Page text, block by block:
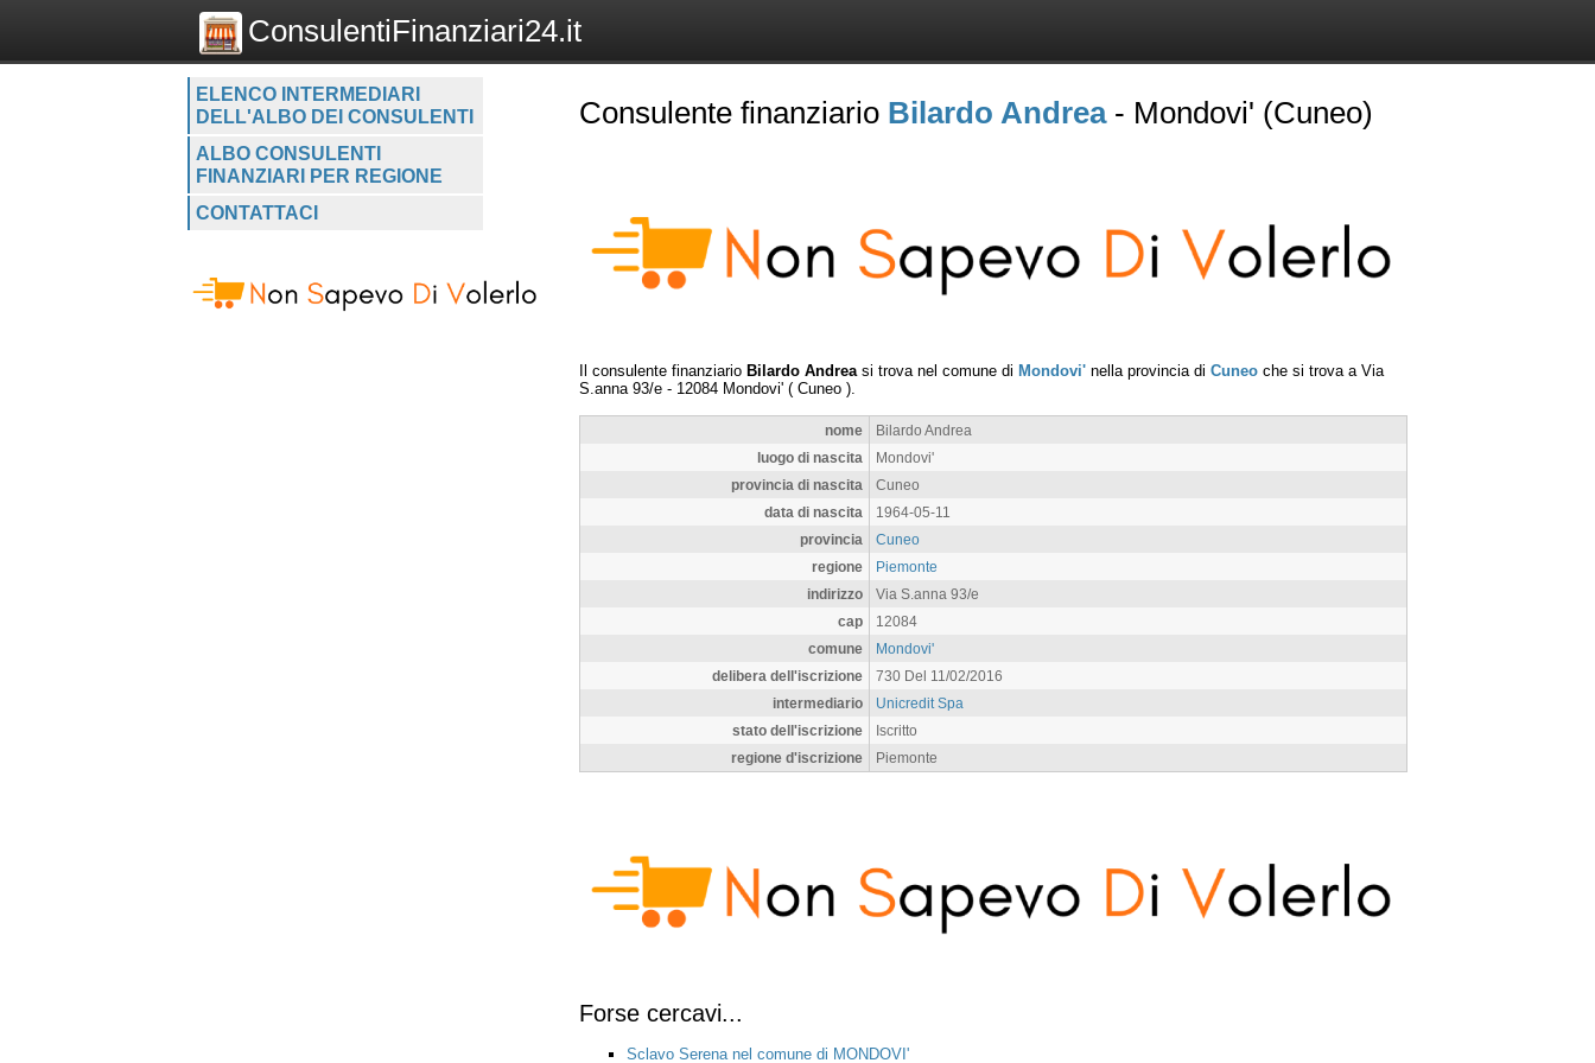
ConsulentiFinanziari24.it
ELENCO INTERMEDIARI
DELL'ALBO DEI CONSULENTI
ALBO CONSULENTI
FINANZIARI PER REGIONE
CONTATTACI
Consulente finanziario Bilardo Andrea- Mondovi' (Cuneo)
Il consulente finanziario Bilardo Andrea si trova nel comune di Mondovi' nella provincia di Cuneo che si trova a Via
S.anna 93/e - 12084 Mondovi' ( Cuneo ).
nome
Bilardo Andrea
luogo di nascita
Mondovi'
provincia di nascita
Cuneo
data di nascita
1964-05-11
provincia
Cuneo
regione
Piemonte
indirizzo
Via S.anna 93/e
cap
12084
comune
Mondovi'
delibera dell'iscrizione
730 Del 11/02/2016
intermediario
Unicredit Spa
stato dell'iscrizione
Iscritto
regione d'iscrizione
Piemonte
Forse cercavi...
Sclavo Serena nel comune di MONDOVI'